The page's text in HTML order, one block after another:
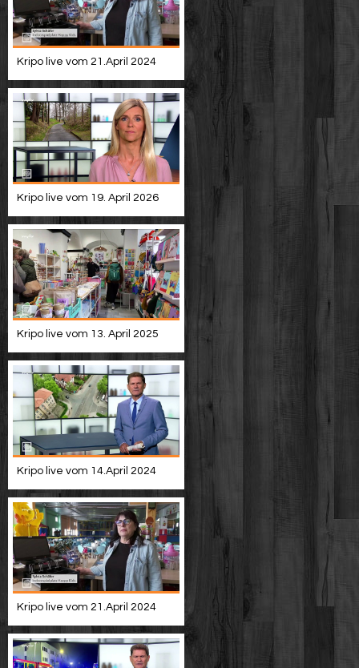
Kripo live vom 21.April 2024
Kripo live vom 19. April 2026
Kripo live vom 13. April 2025
Kripo live vom 14.April 2024
Kripo live vom 21.April 2024